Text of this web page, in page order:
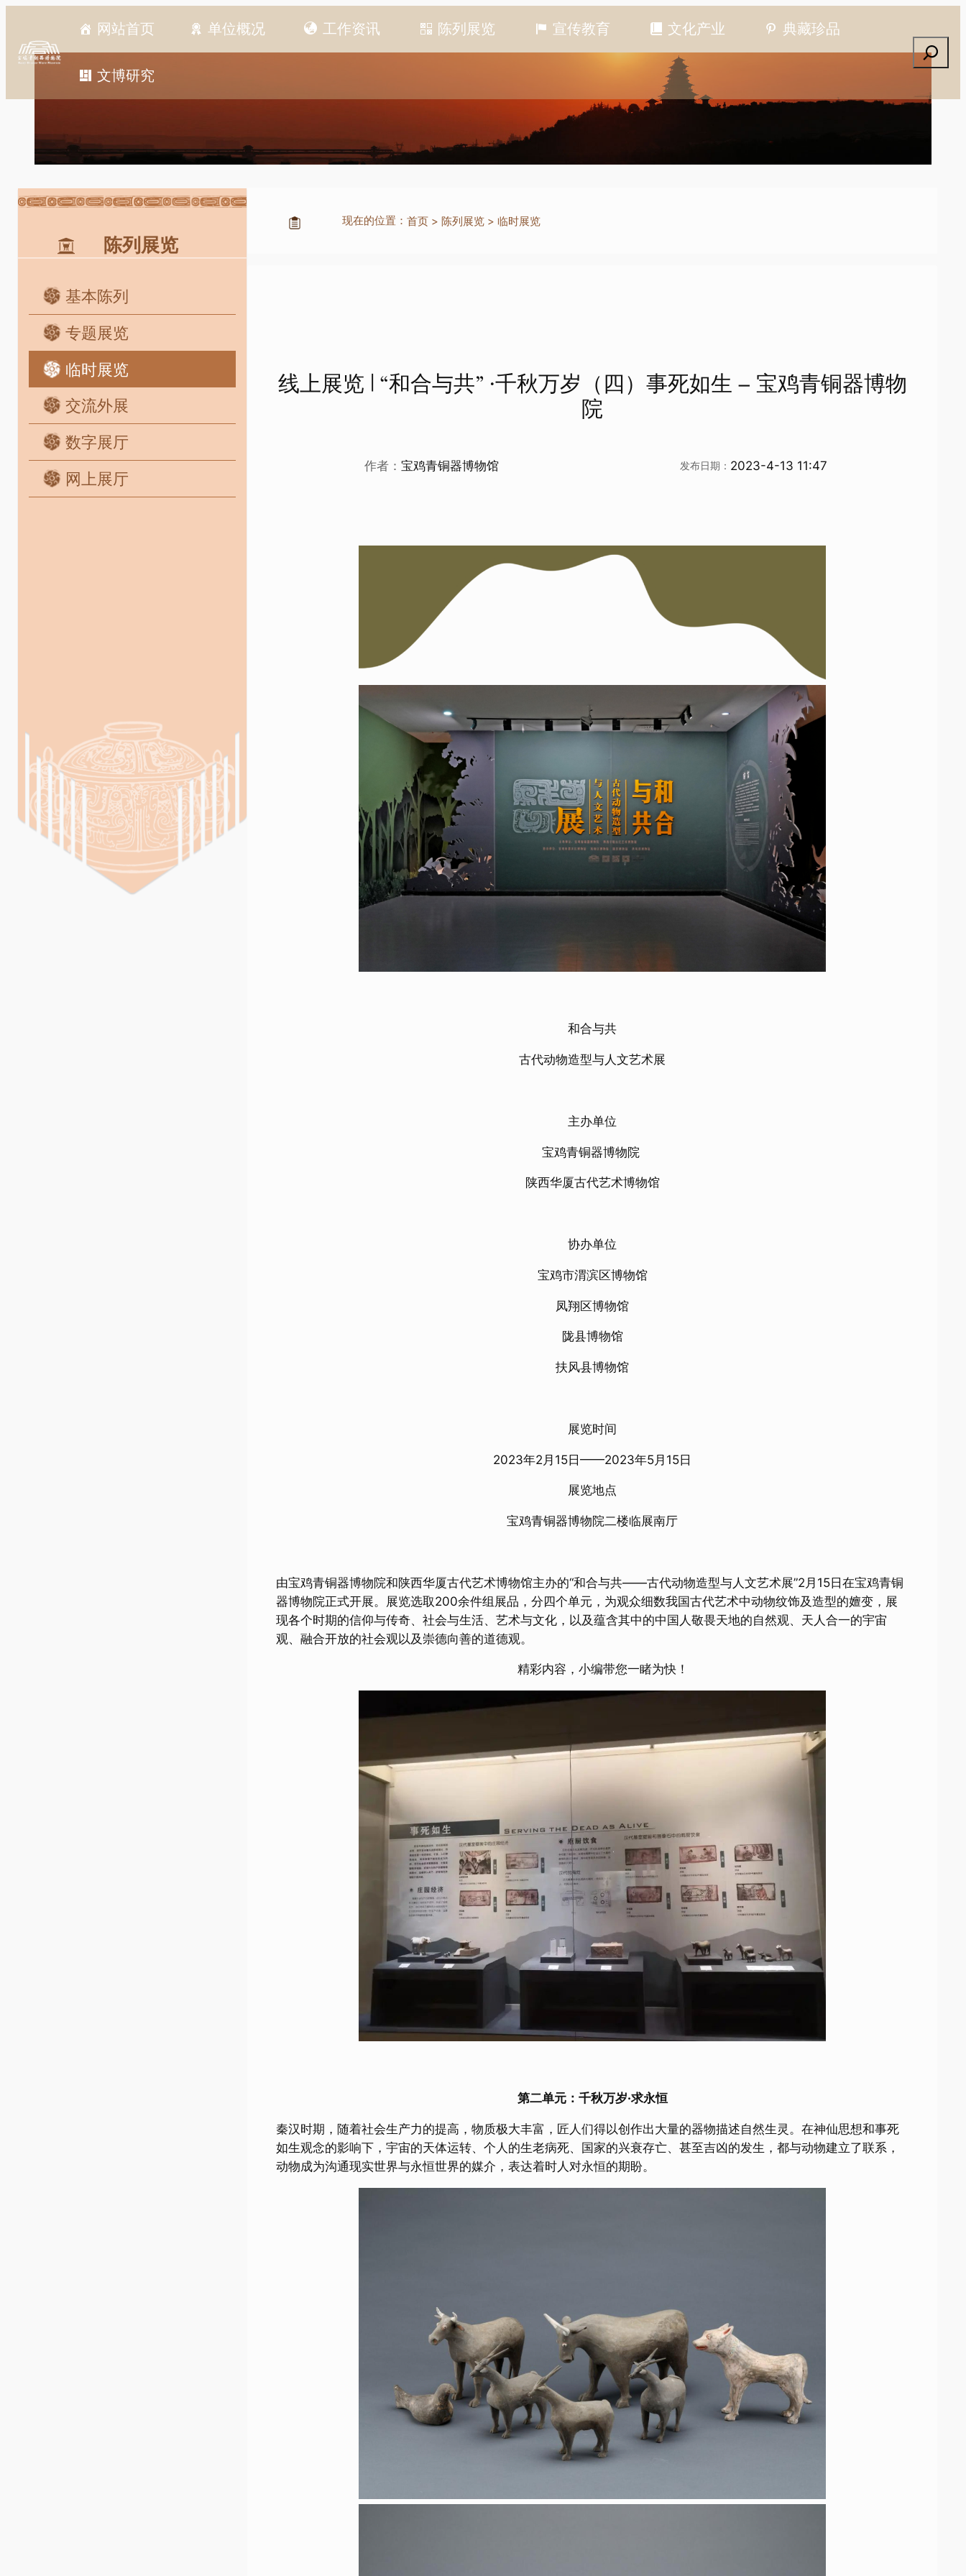
网站首页 单位概况 工作资讯 陈列展览 宣传教育 文化产业 典藏珍品
文博研究
搜索
陈列展览
基本陈列
专题展览
临时展览
交流外展
数字展厅
网上展厅
现在的位置： 首页 > 陈列展览 > 临时展览
线上展览 | “和合与共” ·千秋万岁（四）事死如生 – 宝鸡青铜器博物
院
作者： 宝鸡青铜器博物馆 发布日期： 2023-4-13 11:47
和合与共
古代动物造型与人文艺术展
主办单位
宝鸡青铜器博物院
陕西华厦古代艺术博物馆
协办单位
宝鸡市渭滨区博物馆
凤翔区博物馆
陇县博物馆
扶风县博物馆
展览时间
2023年2月15日——2023年5月15日
展览地点
宝鸡青铜器博物院二楼临展南厅
由宝鸡青铜器博物院和陕西华厦古代艺术博物馆主办的“和合与共——古代动物造型与人文艺术展”2月15日在宝鸡青铜
器博物院正式开展。展览选取200余件组展品，分四个单元，为观众细数我国古代艺术中动物纹饰及造型的嬗变，展
现各个时期的信仰与传奇、社会与生活、艺术与文化，以及蕴含其中的中国人敬畏天地的自然观、天人合一的宇宙
观、融合开放的社会观以及崇德向善的道德观。
精彩内容，小编带您一睹为快！
第二单元：千秋万岁·求永恒
秦汉时期，随着社会生产力的提高，物质极大丰富，匠人们得以创作出大量的器物描述自然生灵。在神仙思想和事死
如生观念的影响下，宇宙的天体运转、个人的生老病死、国家的兴衰存亡、甚至吉凶的发生，都与动物建立了联系，
动物成为沟通现实世界与永恒世界的媒介，表达着时人对永恒的期盼。